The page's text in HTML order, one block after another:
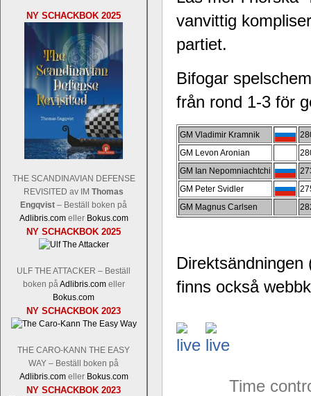
NY SCHACKBOK 2025
THE SCANDINAVIAN DEFENSE
REVISITED av IM Thomas
Engqvist – Beställ boken på
Adlibris.comeller Bokus.com
NY SCHACKBOK 2025
ULF THE ATTACKER – Beställ
boken på Adlibris.comeller
Bokus.com
NY SCHACKBOK 2023
THE CARO-KANN THE EASY
WAY – Beställ boken på
Adlibris.comeller Bokus.com
NY SCHACKBOK 2023
Schacksnack har inlett det nya
Random, där pjäserna slumpas på
talet och där det på förhand är
ökar i spelöppningsfasen, medan
att man måste kunna och förstå
högerspalten nedan.
Den sjunde upplagan av
Nakamura-Fabiano Caruanaoch
vanvittig
partiet.
Bifogar
från rond 1-3 för
GM Vladimir Kramnik
GM Levon Aronian
GM Ian Nepomniachtchi
GM Peter Svidler
GM Magnus Carlsen
finns också
Time